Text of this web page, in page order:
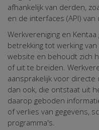
afhankelijk van derden,
en de interfaces (API) van
Werkvereniging en
betrekking tot werking
website en behoudt zich
of uit te breiden.
aansprakelijk voor
dan ook, die ontstaat uit
daarop geboden
of verlies van gegevens,
programma's.